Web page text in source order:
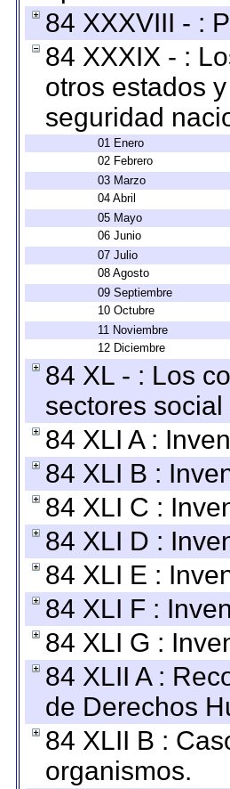
84 XXXVIII - :
84 XXXIX - :
otros estados
seguridad
01 Enero
02 Febrero
03 Marzo
04 Abril
05 Mayo
06 Junio
07 Julio
08 Agosto
09 Septiembre
10 Octubre
11 Noviembre
12 Diciembre
84 XL - : Los
sectores social
84 XLI A :
84 XLI B :
84 XLI C :
84 XLI D :
84 XLI E :
84 XLI F :
84 XLI G :
84 XLII A :
de Derechos
84 XLII B :
organismos.